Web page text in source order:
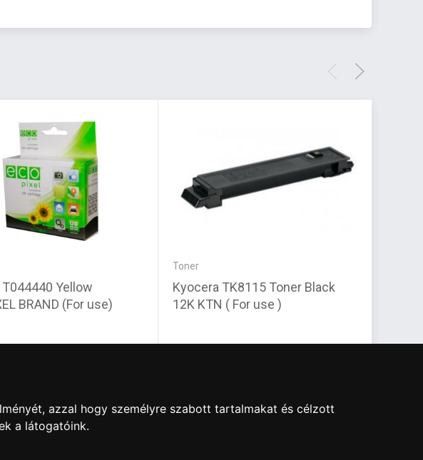
azzal hogy személyre szabott tartalmakat és célzott
a látogatóink.
T044440 Yellow
BRAND (For use)
Toner
Kyocera TK8115 Toner Black
12K KTN ( For use )